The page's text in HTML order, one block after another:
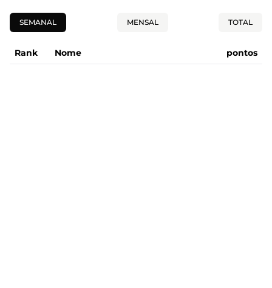
SEMANAL MENSAL TOTAL
Rank Nome pontos